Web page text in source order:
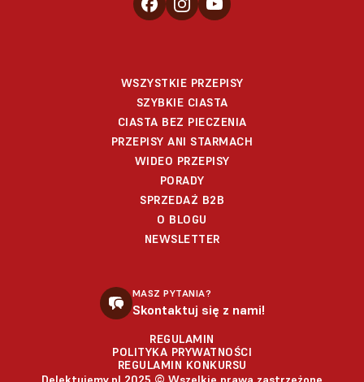
WSZYSTKIE PRZEPISY
SZYBKIE CIASTA
CIASTA BEZ PIECZENIA
PRZEPISY ANI STARMACH
WIDEO PRZEPISY
PORADY
SPRZEDAŻ B2B
O BLOGU
NEWSLETTER
MASZ PYTANIA?
Skontaktuj się z nami!
REGULAMIN
POLITYKA PRYWATNOŚCI
REGULAMIN KONKURSU